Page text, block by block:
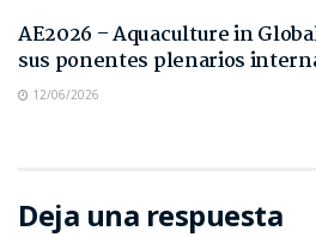
AE2026 – Aquaculture in
sus ponentes plenarios
12/06/2026
Deja una respuesta